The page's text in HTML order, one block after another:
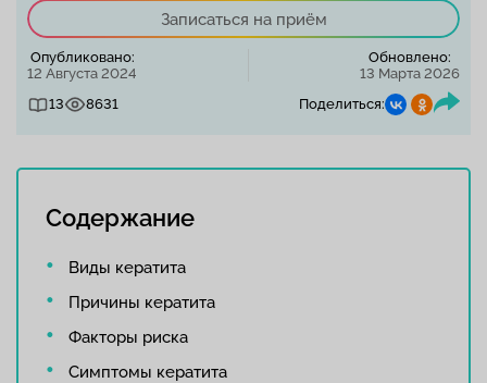
Записаться на приём
Опубликовано:
12 Августа 2024
Обновлено:
13 Марта 2026
13
8631 Поделиться:
Содержание
Виды кератита
Причины кератита
Факторы риска
Симптомы кератита